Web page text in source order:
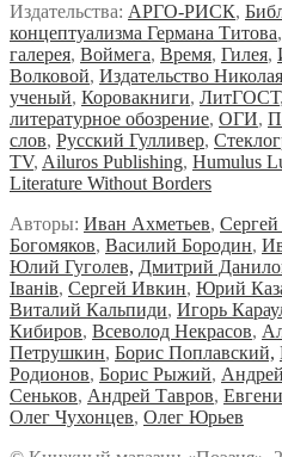
Издательства: АРГО-РИСК,
концептуализма Германа Титова,
галерея, Воймега, Время, Гилея,
Волковой, Издательство
ученый, Коровакниги, ЛитГОСТ,
литературное обозрение, ОГИ,
слов, Русский Гулливер,
TV, Ailuros Publishing, Humulus
Literature Without Borders
Авторы: Иван Ахметьев,
Богомяков, Василий Бородин,
Юлий Гуголев, Дмитрий
Iванiв, Сергей Ивкин, Юрий
Виталий Кальпиди, Игорь
Кибиров, Всеволод Некрасов,
Петрушкин, Борис Поплавский,
Родионов, Борис Рыжий,
Сеньков, Андрей Тавров,
Олег Чухонцев, Олег Юрьев